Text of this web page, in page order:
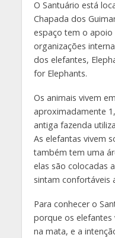
O Santuário está
Chapada dos
espaço tem o
organizações
dos elefantes,
for Elephants.
Os animais vivem
aproximadamente
antiga fazenda
As elefantas vivem
também tem uma
elas são colocadas
sintam confortáveis
Para conhecer o
porque os elefantes
na mata, e a